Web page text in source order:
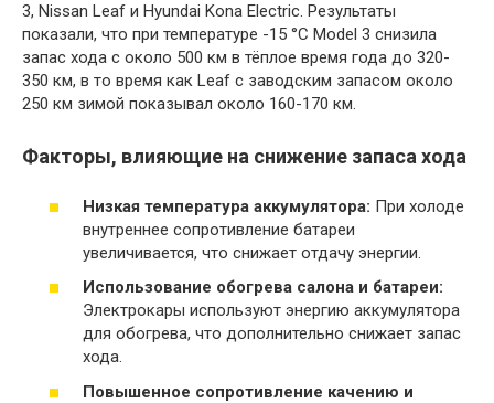
3, Nissan Leaf и Hyundai Kona Electric. Результаты
показали, что при температуре -15 °C Model 3 снизила
запас хода с около 500 км в тёплое время года до 320-
350 км, в то время как Leaf с заводским запасом около
250 км зимой показывал около 160-170 км.
Факторы, влияющие на снижение запаса хода
Низкая температура аккумулятора: При холоде
внутреннее сопротивление батареи
увеличивается, что снижает отдачу энергии.
Использование обогрева салона и батареи:
Электрокары используют энергию аккумулятора
для обогрева, что дополнительно снижает запас
хода.
Повышенное сопротивление качению и